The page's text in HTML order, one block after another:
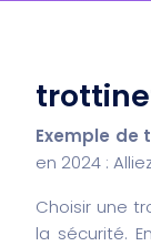
Exemple de
en 2024 :
Choisir une
la sécurité.